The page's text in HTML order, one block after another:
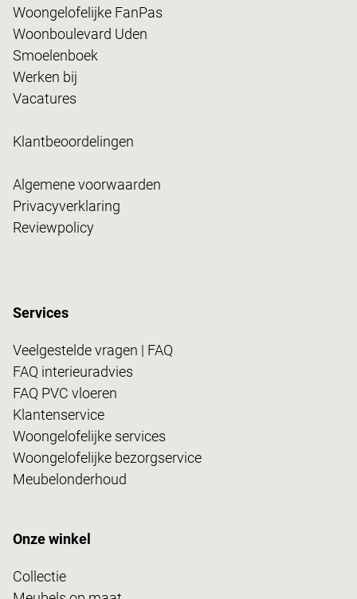
Woongelofelijke FanPas
Woonboulevard Uden
Smoelenboek
Werken bij
Vacatures
Klantbeoordelingen
Algemene voorwaarden
Privacyverklaring
Reviewpolicy
Services
Veelgestelde vragen | FAQ
FAQ interieuradvies
FAQ PVC vloeren
Klantenservice
Woongelofelijke services
Woongelofelijke bezorgservice
Meubelonderhoud
Onze winkel
Collectie